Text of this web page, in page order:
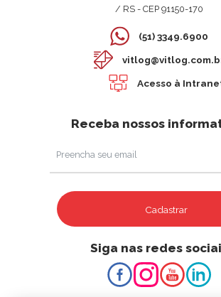
/ RS - CEP 91150-170
(51) 3349.6900
Acesso à
Receba nossos
Cadastrar
Siga nas redes